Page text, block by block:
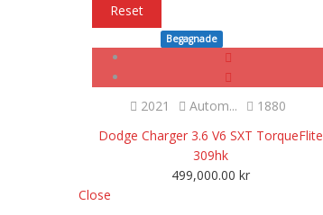
Reset
Begagnade
2021 Autom...
1880
Dodge Charger 3.6 V6 SXT TorqueFlite
309hk
499,000.00 kr
Close